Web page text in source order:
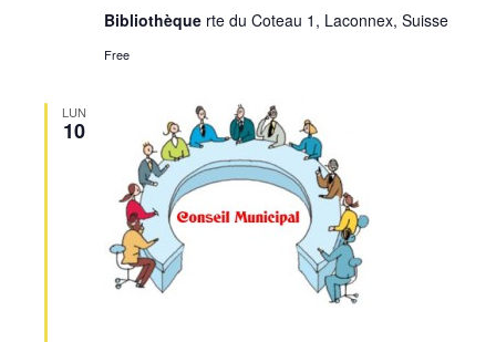
Bibliothèque rte du Coteau 1, Laconnex, Suisse
Free
LUN
10